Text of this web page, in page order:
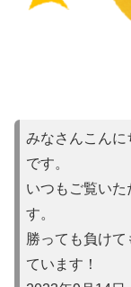
みなさんこんに
です。
いつもご覧いた
す。
勝っても負け
ています！